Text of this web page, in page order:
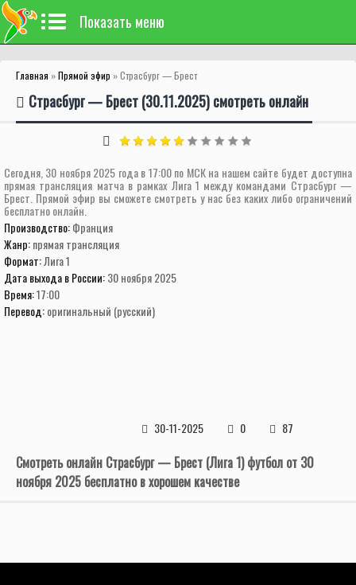
Показать меню
Главная »Прямой эфир » Страсбург — Брест
Страсбург — Брест (30.11.2025) смотреть онлайн
Сегодня, 30 ноября 2025 года в 17:00 по МСК на нашем сайте будет доступна
прямая трансляция матча в рамках Лига 1 между командами Страсбург —
Брест. Прямой эфир вы сможете смотреть у нас без каких либо ограничений
бесплатно онлайн.
Производство:Франция
Жанр:прямая трансляция
Формат:Лига 1
Дата выхода в России:30 ноября 2025
Время:17:00
Перевод:оригинальный (русский)
30-11-2025 0 87
Смотреть онлайн Страсбург — Брест (Лига 1) футбол от 30
ноября 2025 бесплатно в хорошем качестве